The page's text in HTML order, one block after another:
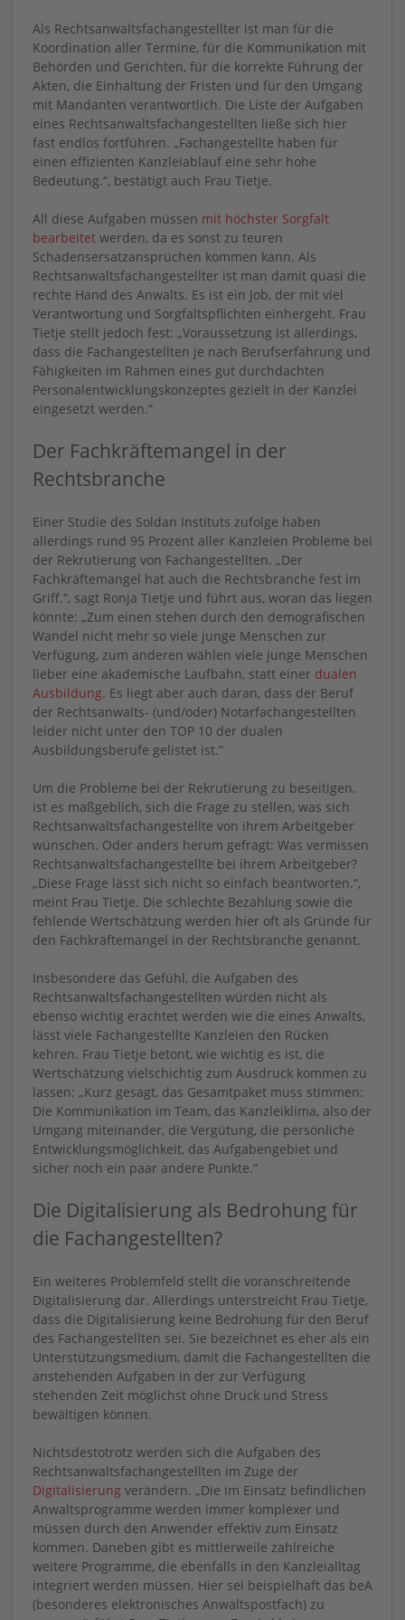
Als Rechtsanwaltsfachangestellter ist man für die
Koordination aller Termine, für die Kommunikation mit
Behörden und Gerichten, für die korrekte Führung der
Akten, die Einhaltung der Fristen und für den Umgang
mit Mandanten verantwortlich. Die Liste der Aufgaben
eines Rechtsanwaltsfachangestellten ließe sich hier
fast endlos fortführen. „Fachangestellte haben für
einen effizienten Kanzleiablauf eine sehr hohe
Bedeutung.“, bestätigt auch Frau Tietje.
All diese Aufgaben müssen mit höchster Sorgfalt
bearbeitet werden, da es sonst zu teuren
Schadensersatzansprüchen kommen kann. Als
Rechtsanwaltsfachangestellter ist man damit quasi die
rechte Hand des Anwalts. Es ist ein Job, der mit viel
Verantwortung und Sorgfaltspflichten einhergeht. Frau
Tietje stellt jedoch fest: „Voraussetzung ist allerdings,
dass die Fachangestellten je nach Berufserfahrung und
Fähigkeiten im Rahmen eines gut durchdachten
Personalentwicklungskonzeptes gezielt in der Kanzlei
eingesetzt werden.“
Der Fachkräftemangel in der
Rechtsbranche
Einer Studie des Soldan Instituts zufolge haben
allerdings rund 95 Prozent aller Kanzleien Probleme bei
der Rekrutierung von Fachangestellten. „Der
Fachkräftemangel hat auch die Rechtsbranche fest im
Griff.“, sagt Ronja Tietje und führt aus, woran das liegen
könnte: „Zum einen stehen durch den demografischen
Wandel nicht mehr so viele junge Menschen zur
Verfügung, zum anderen wählen viele junge Menschen
lieber eine akademische Laufbahn, statt einer dualen
Ausbildung. Es liegt aber auch daran, dass der Beruf
der Rechtsanwalts- (und/oder) Notarfachangestellten
leider nicht unter den TOP 10 der dualen
Ausbildungsberufe gelistet ist.“
Um die Probleme bei der Rekrutierung zu beseitigen,
ist es maßgeblich, sich die Frage zu stellen, was sich
Rechtsanwaltsfachangestellte von ihrem Arbeitgeber
wünschen. Oder anders herum gefragt: Was vermissen
Rechtsanwaltsfachangestellte bei ihrem Arbeitgeber?
„Diese Frage lässt sich nicht so einfach beantworten.“,
meint Frau Tietje. Die schlechte Bezahlung sowie die
fehlende Wertschätzung werden hier oft als Gründe für
den Fachkräftemangel in der Rechtsbranche genannt.
Insbesondere das Gefühl, die Aufgaben des
Rechtsanwaltsfachangestellten würden nicht als
ebenso wichtig erachtet werden wie die eines Anwalts,
lässt viele Fachangestellte Kanzleien den Rücken
kehren. Frau Tietje betont, wie wichtig es ist, die
Wertschätzung vielschichtig zum Ausdruck kommen zu
lassen: „Kurz gesagt, das Gesamtpaket muss stimmen:
Die Kommunikation im Team, das Kanzleiklima, also der
Umgang miteinander, die Vergütung, die persönliche
Entwicklungsmöglichkeit, das Aufgabengebiet und
sicher noch ein paar andere Punkte.“
Die Digitalisierung als Bedrohung für
die Fachangestellten?
Ein weiteres Problemfeld stellt die voranschreitende
Digitalisierung dar. Allerdings unterstreicht Frau Tietje,
dass die Digitalisierung keine Bedrohung für den Beruf
des Fachangestellten sei. Sie bezeichnet es eher als ein
Unterstützungsmedium, damit die Fachangestellten die
anstehenden Aufgaben in der zur Verfügung
stehenden Zeit möglichst ohne Druck und Stress
bewältigen können.
Nichtsdestotrotz werden sich die Aufgaben des
Rechtsanwaltsfachangestellten im Zuge der
Digitalisierung verändern. „Die im Einsatz befindlichen
Anwaltsprogramme werden immer komplexer und
müssen durch den Anwender effektiv zum Einsatz
kommen. Daneben gibt es mittlerweile zahlreiche
weitere Programme, die ebenfalls in den Kanzleialltag
integriert werden müssen. Hier sei beispielhaft das beA
(besonderes elektronisches Anwaltspostfach) zu